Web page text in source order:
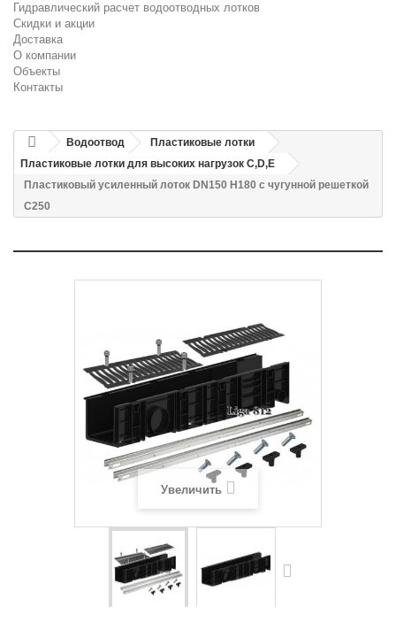
Гидравлический расчет водоотводных лотков
Скидки и акции
Доставка
О компании
Объекты
Контакты
Водоотвод
Пластиковые лотки
Пластиковые лотки для высоких нагрузок C,D,E
Пластиковый усиленный лоток DN150 H180 с чугунной решеткой
C250
Увеличить